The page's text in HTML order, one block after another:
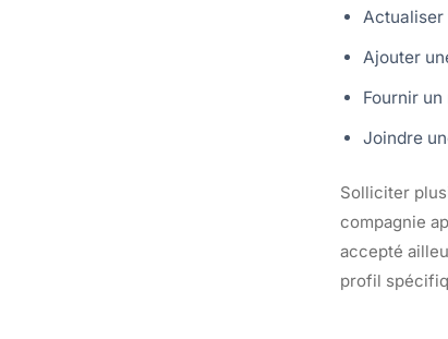
Actualiser
Ajouter
Fournir
Joindre
Solliciter
compagnie
accepté
profil